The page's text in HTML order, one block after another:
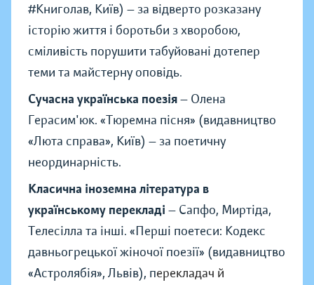
#Книголав, Київ) — за відверто розказану
історію життя і боротьби з хворобою,
сміливість порушити табуйовані дотепер
теми та майстерну оповідь.
Сучасна українська поезія— Олена
Герасим'юк. «Тюремна пісня» (видавництво
«Люта справа», Київ) — за поетичну
неординарність.
Класична іноземна література в
українському перекладі — Сапфо, Миртіда,
Телесілла та інші. «Перші поетеси: Кодекс
давньогрецької жіночої поезії» (видавництво
«Астролябія», Львів), перекладач й